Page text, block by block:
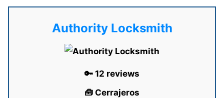
Authority Locksmith
🔑 12 reviews
🧰 Cerrajeros